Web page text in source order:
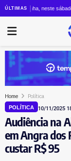
ÚLTIMAS
reforça o Detran e abre
neste sábado (08),
Home Política
POLÍTICA 10/11/2025
Audiência na
em Angra dos
custar R$ 95